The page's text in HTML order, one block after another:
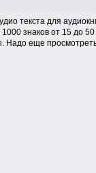
текста для
1000 знаков от 15 до
Надо еще